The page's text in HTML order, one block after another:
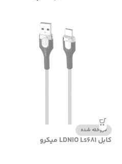
فروخته شده
کابل LDNIO Ls681 میکرو